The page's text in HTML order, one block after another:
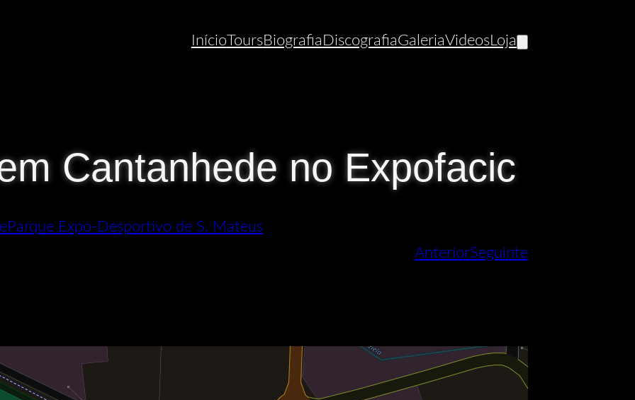
InícioToursBiografia DiscografiaGaleriaVideosLoja
Cantanhede no Expofacic
Parque Expo-Desportivo de S. Mateus
AnteriorSeguinte